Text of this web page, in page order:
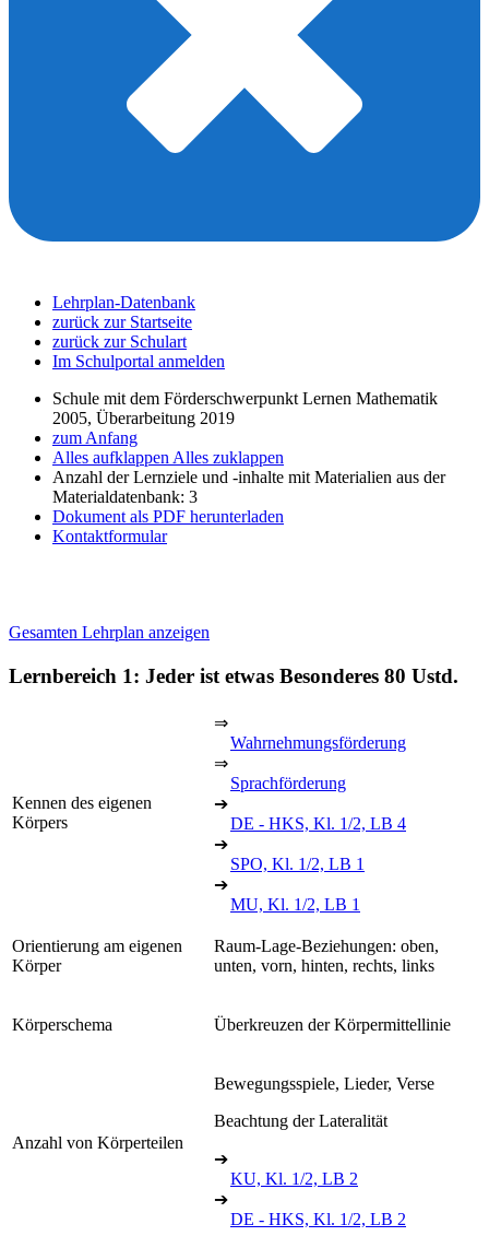
Lehrplan-Datenbank
zurück zur Startseite
zurück zur Schulart
Im Schulportal anmelden
Schule mit dem Förderschwerpunkt Lernen Mathematik
2005, Überarbeitung 2019
zum Anfang
Alles aufklappen Alles zuklappen
Anzahl der Lernziele und -inhalte mit Materialien aus der
Materialdatenbank: 3
Dokument als PDF herunterladen
Kontaktformular
Gesamten Lehrplan anzeigen
Lernbereich 1: Jeder ist etwas Besonderes 80 Ustd.
Kennen des eigenen
Körpers
⇒
Wahrnehmungsförderung
⇒
Sprachförderung
➔
DE - HKS, Kl. 1/2, LB 4
➔
SPO, Kl. 1/2, LB 1
➔
MU, Kl. 1/2, LB 1
Orientierung am eigenen
Körper
Raum-Lage-Beziehungen: oben,
unten, vorn, hinten, rechts, links
Körperschema Überkreuzen der Körpermittellinie
Anzahl von Körperteilen
Bewegungsspiele, Lieder, Verse
Beachtung der Lateralität
➔
KU, Kl. 1/2, LB 2
➔
DE - HKS, Kl. 1/2, LB 2